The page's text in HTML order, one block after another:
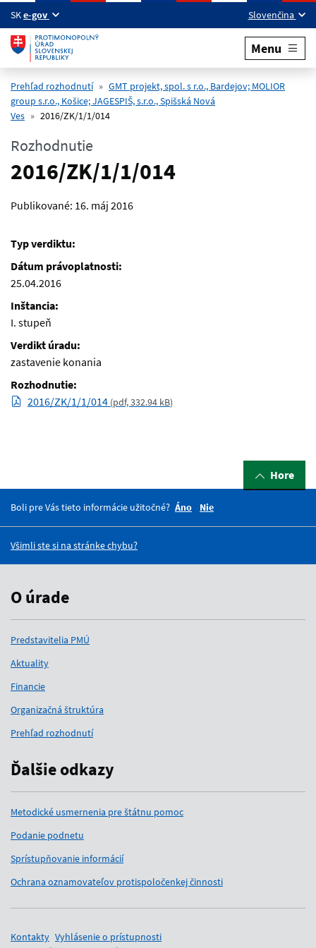
SKe-gov Slovenčina
Menu
Prehľad rozhodnutí
GMT projekt, spol. s r.o., Bardejov; MOLIOR
group s.r.o., Košice; JAGESPIŠ, s.r.o., Spišská Nová
Ves
2016/ZK/1/1/014
Rozhodnutie
2016/ZK/1/1/014
Publikované: 16. máj 2016
Typ verdiktu:
Dátum právoplatnosti:
25.04.2016
Inštancia:
I. stupeň
Verdikt úradu:
zastavenie konania
Rozhodnutie:
2016/ZK/1/1/014 (pdf, 332.94 kB)
Hore
Boli pre Vás tieto informácie užitočné? Áno Nie
Všimli ste si na stránke chybu?
O úrade
Predstavitelia PMÚ
Aktuality
Financie
Organizačná štruktúra
Prehľad rozhodnutí
Ďalšie odkazy
Metodické usmernenia pre štátnu pomoc
Podanie podnetu
Sprístupňovanie informácií
Ochrana oznamovateľov protispoločenkej činnosti
Pomocné odkazy
Kontakty Vyhlásenie o prístupnosti